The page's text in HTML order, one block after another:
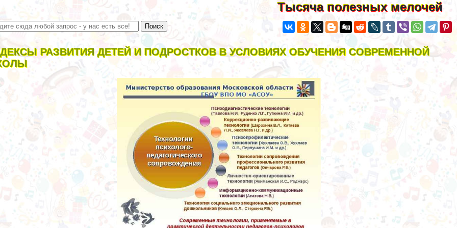
Тысяча полезных мелочей
РАЗВИТИЯ ДЕТЕЙ И ПОДРОСТКОВ В УСЛОВИЯХ ОБУЧЕНИЯ СОВРЕМЕННОЙ